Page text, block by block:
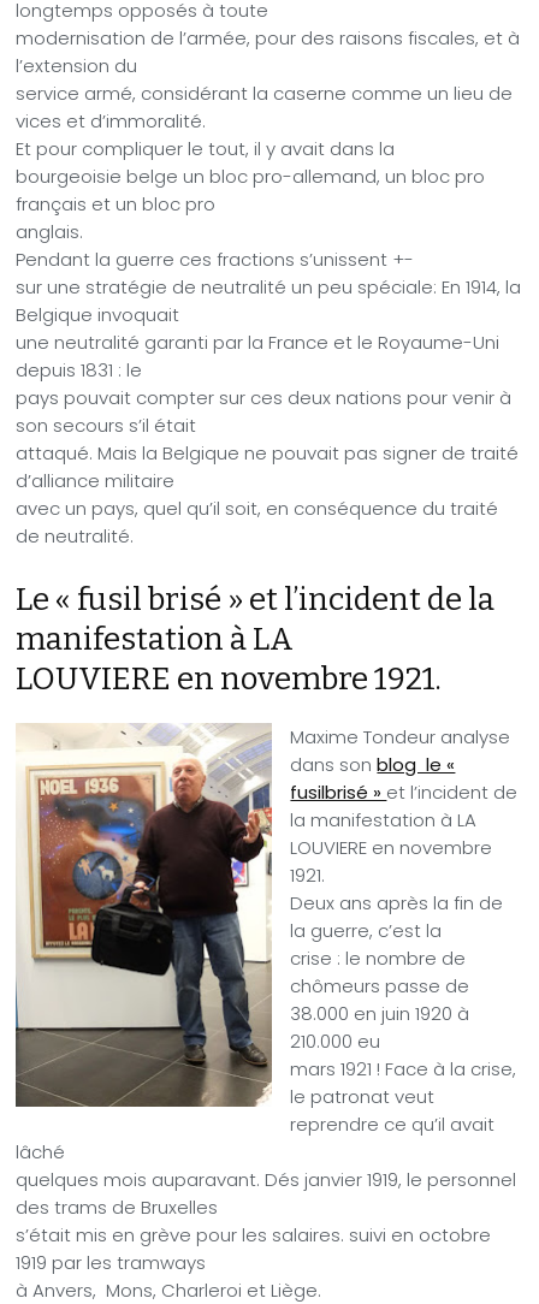
longtemps opposés à toute
modernisation de l’armée, pour des raisons fiscales, et à
l’extension du
service armé, considérant la caserne comme un lieu de
vices et d’immoralité.
Et pour compliquer le tout, il y avait dans la
bourgeoisie belge un bloc pro-allemand, un bloc pro
français et un bloc pro
anglais.
Pendant la guerre ces fractions s’unissent +-
sur une stratégie de neutralité un peu spéciale: En 1914, la
Belgique invoquait
une neutralité garanti par la France et le Royaume-Uni
depuis 1831 : le
pays pouvait compter sur ces deux nations pour venir à
son secours s’il était
attaqué. Mais la Belgique ne pouvait pas signer de traité
d’alliance militaire
avec un pays, quel qu’il soit, en conséquence du traité
de neutralité.
Le « fusil brisé » et l’incident de la
manifestation à LA
LOUVIERE en novembre 1921.
Maxime Tondeur analyse
dans sonblog le «
fusilbrisé » et l’incident de
la manifestation à LA
LOUVIERE en novembre
1921.
Deux ans après la fin de
la guerre, c’est la
crise : le nombre de
chômeurs passe de
38.000 en juin 1920 à
210.000 eu
mars 1921 ! Face à la crise,
le patronat veut
reprendre ce qu’il avait
lâché
quelques mois auparavant. Dés janvier 1919, le personnel
des trams de Bruxelles
s’était mis en grève pour les salaires. suivi en octobre
1919 par les tramways
à Anvers, Mons, Charleroi et Liège.